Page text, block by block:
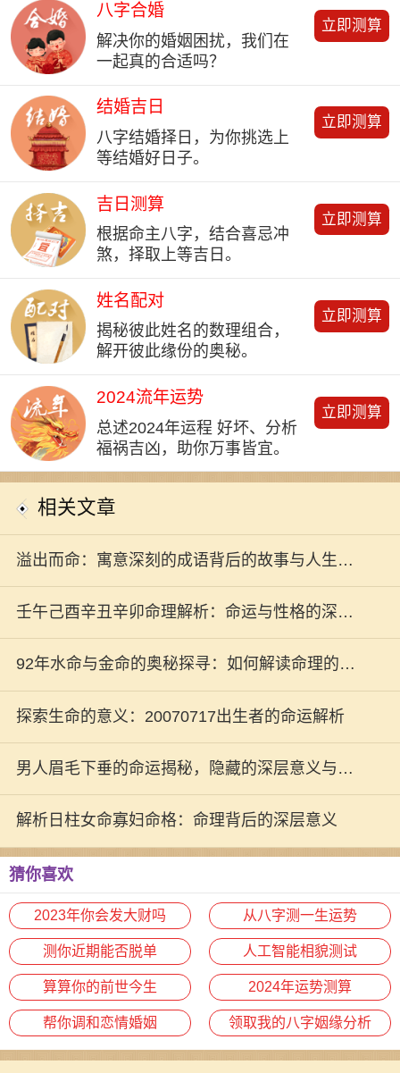
八字合婚
解决你的婚姻困扰，我们在
一起真的合适吗？
立即测算
结婚吉日
八字结婚择日，为你挑选上
等结婚好日子。
立即测算
吉日测算
根据命主八字，结合喜忌冲
煞，择取上等吉日。
立即测算
姓名配对
揭秘彼此姓名的数理组合，
解开彼此缘份的奥秘。
立即测算
2024流年运势
总述2024年运程 好坏、分析
福祸吉凶，助你万事皆宜。
立即测算
相关文章
溢出而命：寓意深刻的成语背后的故事与人生哲
学
壬午己酉辛丑辛卯命理解析：命运与性格的深刻
交融
92年水命与金命的奥秘探寻：如何解读命理的深
刻内涵
探索生命的意义：20070717出生者的命运解析
男人眉毛下垂的命运揭秘，隐藏的深层意义与运
势探讨！
解析日柱女命寡妇命格：命理背后的深层意义
猜你喜欢
2023年你会发大财吗 从八字测一生运势
测你近期能否脱单 人工智能相貌测试
算算你的前世今生 2024年运势测算
帮你调和恋情婚姻 领取我的八字姻缘分析